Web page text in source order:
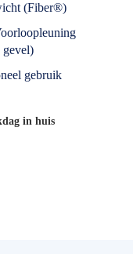
(Fiber®)
gebruik
in huis